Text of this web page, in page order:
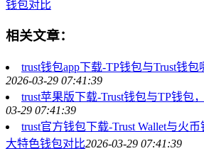
钱包对比
相关文章：
trust钱包app下载-TP钱包与Trust钱
2026-03-29 07:41:39
trust苹果版下载-Trust钱包与TP钱包
03-29 07:41:39
trust官方钱包下载-Trust Wallet与火
大特色钱包对比2026-03-29 07:41:39